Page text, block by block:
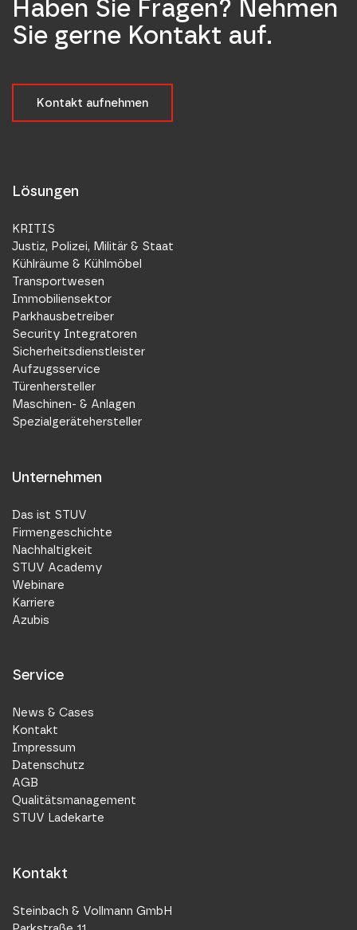
Haben Sie Fragen? Nehmen
Sie gerne Kontakt auf.
Kontakt aufnehmen
Lösungen
KRITIS
Justiz, Polizei, Militär & Staat
Kühlräume & Kühlmöbel
Transportwesen
Immobiliensektor
Parkhausbetreiber
Security Integratoren
Sicherheitsdienstleister
Aufzugsservice
Türenhersteller
Maschinen- & Anlagen
Spezialgerätehersteller
Unternehmen
Das ist STUV
Firmengeschichte
Nachhaltigkeit
STUV Academy
Webinare
Karriere
Azubis
Service
News & Cases
Kontakt
Impressum
Datenschutz
AGB
Qualitätsmanagement
STUV Ladekarte
Kontakt
Steinbach & Vollmann GmbH